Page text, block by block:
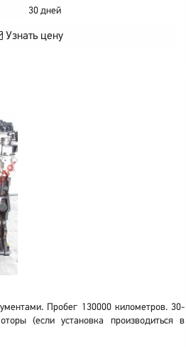
30 дней
Узнать цену
Пробег 130000 километров. 30-
(если установка производиться в